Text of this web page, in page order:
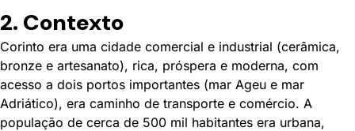
2. Contexto
Corinto era uma cidade comercial e industrial (cerâmica,
bronze e artesanato), rica, próspera e moderna, com
acesso a dois portos importantes (mar Ageu e mar
Adriático), era caminho de transporte e comércio. A
população de cerca de 500 mil habitantes era urbana,